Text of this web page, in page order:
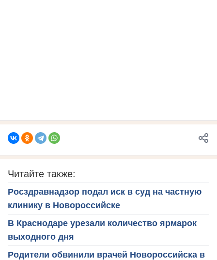
Читайте также:
Росздравнадзор подал иск в суд на частную
клинику в Новороссийске
В Краснодаре урезали количество ярмарок
выходного дня
Родители обвинили врачей Новороссийска в